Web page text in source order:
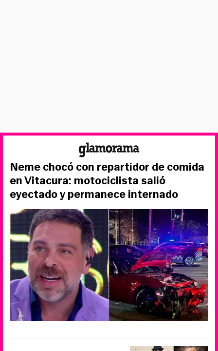
Neme chocó con repartidor de comida
en Vitacura: motociclista salió
eyectado y permanece internado